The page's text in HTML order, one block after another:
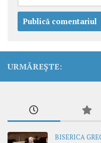
URMĂREȘTE:
BISERICA